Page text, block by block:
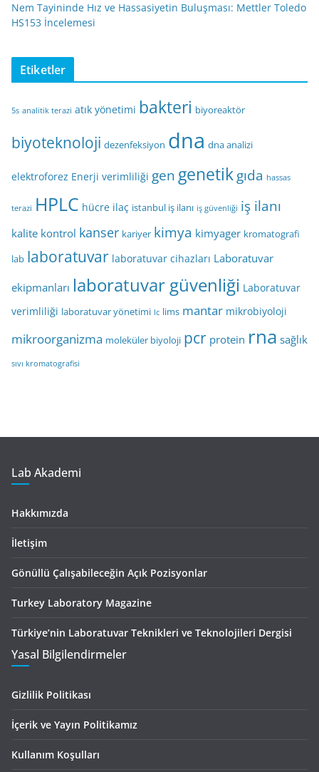
Nem Tayininde Hız ve Hassasiyetin Buluşması: Mettler Toledo
HS153 İncelemesi
Etiketler
5s analitik terazi atık yönetimi bakteri biyoreaktör
biyoteknoloji dezenfeksiyon dna dna analizi
elektroforez Enerji verimliliği gen genetikgıda hassas
terazi HPLC hücre ilaç istanbul iş ilanı iş güvenliği iş ilanı
kalite kontrol kanser kariyer kimya kimyager kromatografi
lab laboratuvar laboratuvar cihazları Laboratuvar
ekipmanları laboratuvar güvenliği Laboratuvar
verimliliği laboratuvar yönetimi lc lims mantar mikrobiyoloji
mikroorganizma moleküler biyoloji pcr protein rna sağlık
sıvı kromatografisi
Lab Akademi
Hakkımızda
İletişim
Gönüllü Çalışabileceğin Açık Pozisyonlar
Turkey Laboratory Magazine
Türkiye’nin Laboratuvar Teknikleri ve Teknolojileri Dergisi
Yasal Bilgilendirmeler
Gizlilik Politikası
İçerik ve Yayın Politikamız
Kullanım Koşulları